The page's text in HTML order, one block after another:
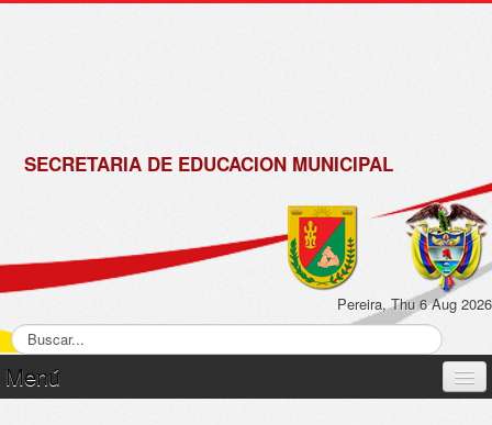
SECRETARIA DE EDUCACION MUNICIPAL
Pereira, Thu 6 Aug 2026
Menú
de